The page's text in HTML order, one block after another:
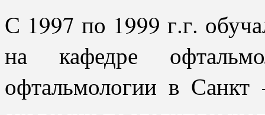
С 1997 по 1999 г.г.
на кафедре
офтальмологии в Санкт